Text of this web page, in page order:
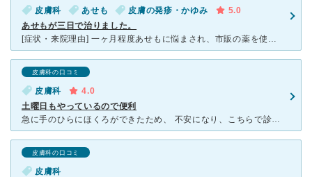
皮膚科 あせも 皮膚の発疹・かゆみ
5.0
あせもが三日で治りました。
[症状・来院理由] 一ヶ月程度あせもに悩まされ、市販の薬を使うも全く効果がなく、こちらの病院を訪ねました。 [医師の診断・治療法] 待ち合いを通され、問診と触診のち、あせもの薬を塗ってもらい
皮膚科の口コミ
皮膚科
4.0
土曜日もやっているので便利
急に手のひらにほくろができたため、 不安になり、こちらで診てもらいました。 結論から言うと、おすすめです。 親身になってくれる良いお医者さんです。 平日に病院に行く時間がなかなか取れず
皮膚科の口コミ
皮膚科